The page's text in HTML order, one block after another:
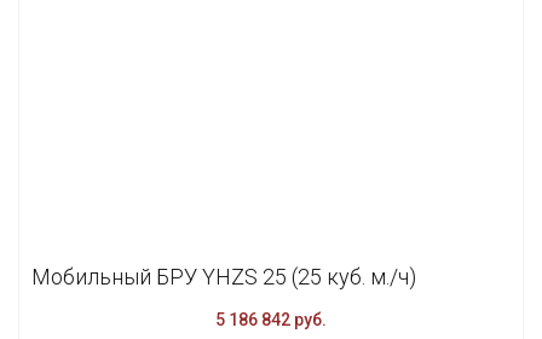
Мобильный БРУ YHZS 25 (25 куб. м./ч)
5 186 842 руб.